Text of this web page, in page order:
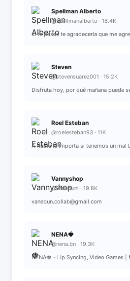
Spellman Alberto
@spellmanalberto · 18.4K
si te pasas te agradecería que me
Steven
@stevensuarez001 · 15.2K
Disfruta hoy, por qué mañana puede
Roel Esteban
@roelesteban93 · 11K
A Nadie le Importa si tenemos un mal
Vannyshop
@vanebuni · 19.8K
vanebun.collab@gmail.com
NENA🍓
@nena.bn · 19.3K
NENA🍓 - Lip Syncing, Video Games